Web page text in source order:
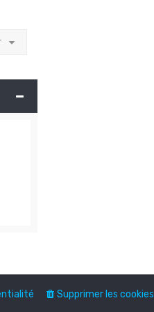
Supprimer les cookies